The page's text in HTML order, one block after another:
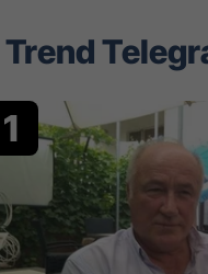
Trend